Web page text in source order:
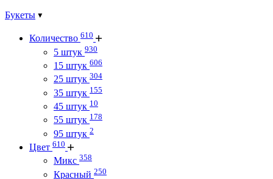
Букеты
Количество 610
5 штук 930
15 штук 606
25 штук 304
35 штук 155
45 штук 10
55 штук 178
95 штук 2
Цвет 610
Микс 358
Красный 250